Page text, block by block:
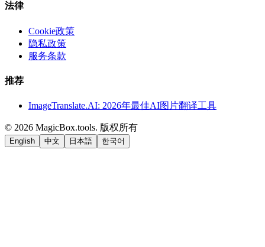
法律
Cookie政策
隐私政策
服务条款
推荐
ImageTranslate.AI: 2026年最佳AI图片翻译工具
© 2026 MagicBox.tools. 版权所有
English 中文 日本語 한국어